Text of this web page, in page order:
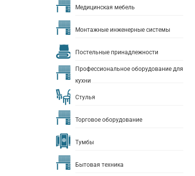
Медицинская мебель
Монтажные инженерные системы
Постельные принадлежности
Профессиональное оборудование для
кухни
Стулья
Торговое оборудование
Тумбы
Бытовая техника